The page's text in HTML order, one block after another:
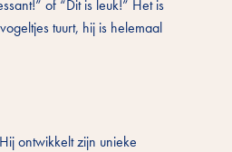
of “Dit is leuk!” Het is
tuurt, hij is helemaal
ontwikkelt zijn unieke